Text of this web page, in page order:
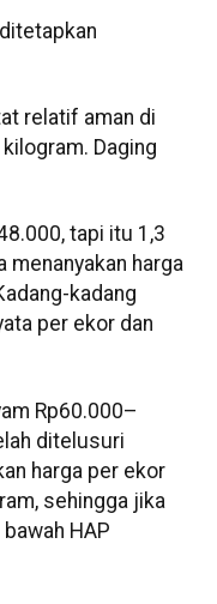
relatif aman di
Daging
tapi itu 1,3
menanyakan harga
kadang
per ekor dan
Rp60.000–
ditelusuri
harga per ekor
sehingga jika
HAP